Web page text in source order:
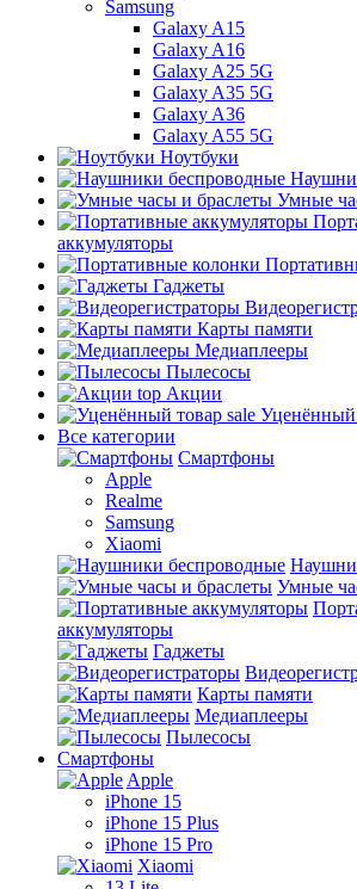
Samsung
Galaxy A15
Galaxy A16
Galaxy A25 5G
Galaxy A35 5G
Galaxy A36
Galaxy A55 5G
Ноутбуки
Умные
аккумуляторы
Гаджеты
Карты памяти
Медиаплееры
Пылесосы
top Акции
sale Уценённый
Все категории
Смартфоны
Apple
Realme
Samsung
Xiaomi
Умные
аккумуляторы
Гаджеты
Карты памяти
Медиаплееры
Пылесосы
Смартфоны
Apple
iPhone 15
iPhone 15 Plus
iPhone 15 Pro
Xiaomi